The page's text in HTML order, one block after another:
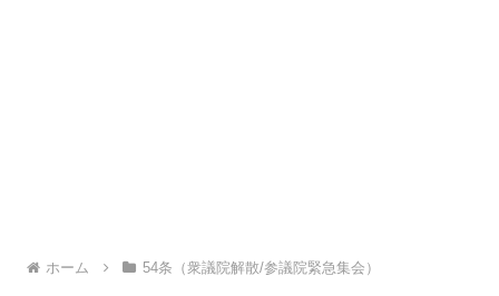
ホーム 54条（衆議院解散/参議院緊急集会）